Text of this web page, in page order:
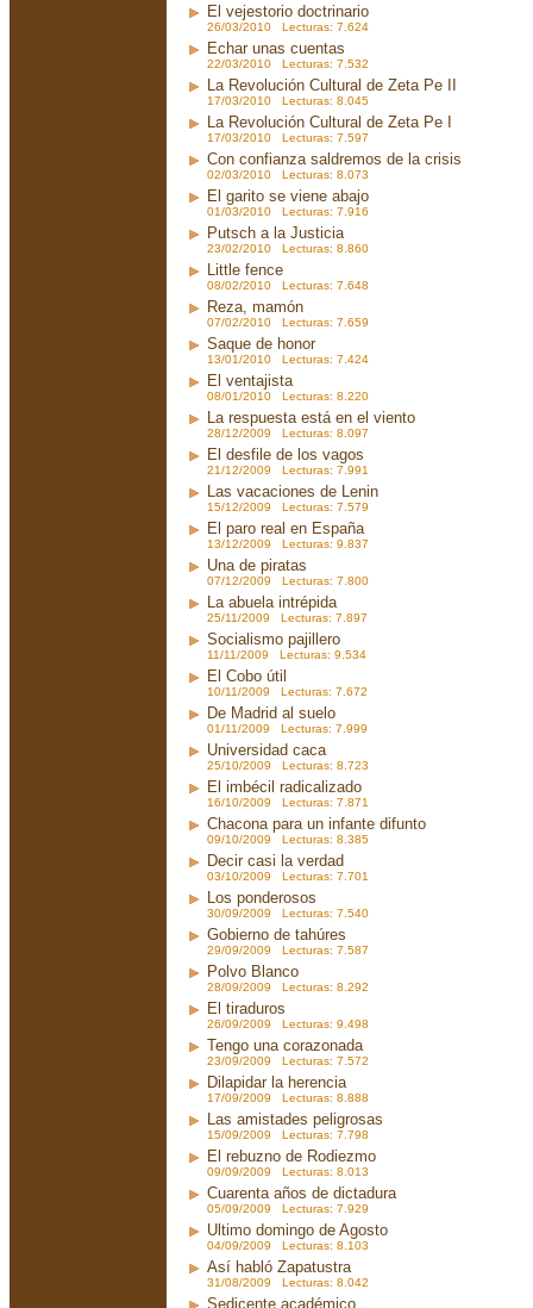
El vejestorio doctrinario
26/03/2010 Lecturas: 7.624
Echar unas cuentas
22/03/2010 Lecturas: 7.532
La Revolución Cultural de Zeta Pe II
17/03/2010 Lecturas: 8.045
La Revolución Cultural de Zeta Pe I
17/03/2010 Lecturas: 7.597
Con confianza saldremos de la crisis
02/03/2010 Lecturas: 8.073
El garito se viene abajo
01/03/2010 Lecturas: 7.916
Putsch a la Justicia
23/02/2010 Lecturas: 8.860
Little fence
08/02/2010 Lecturas: 7.648
Reza, mamón
07/02/2010 Lecturas: 7.659
Saque de honor
13/01/2010 Lecturas: 7.424
El ventajista
08/01/2010 Lecturas: 8.220
La respuesta está en el viento
28/12/2009 Lecturas: 8.097
El desfile de los vagos
21/12/2009 Lecturas: 7.991
Las vacaciones de Lenin
15/12/2009 Lecturas: 7.579
El paro real en España
13/12/2009 Lecturas: 9.837
Una de piratas
07/12/2009 Lecturas: 7.800
La abuela intrépida
25/11/2009 Lecturas: 7.897
Socialismo pajillero
11/11/2009 Lecturas: 9.534
El Cobo útil
10/11/2009 Lecturas: 7.672
De Madrid al suelo
01/11/2009 Lecturas: 7.999
Universidad caca
25/10/2009 Lecturas: 8.723
El imbécil radicalizado
16/10/2009 Lecturas: 7.871
Chacona para un infante difunto
09/10/2009 Lecturas: 8.385
Decir casi la verdad
03/10/2009 Lecturas: 7.701
Los ponderosos
30/09/2009 Lecturas: 7.540
Gobierno de tahúres
29/09/2009 Lecturas: 7.587
Polvo Blanco
28/09/2009 Lecturas: 8.292
El tiraduros
26/09/2009 Lecturas: 9.498
Tengo una corazonada
23/09/2009 Lecturas: 7.572
Dilapidar la herencia
17/09/2009 Lecturas: 8.888
Las amistades peligrosas
15/09/2009 Lecturas: 7.798
El rebuzno de Rodiezmo
09/09/2009 Lecturas: 8.013
Cuarenta años de dictadura
05/09/2009 Lecturas: 7.929
Ultimo domingo de Agosto
04/09/2009 Lecturas: 8.103
Así habló Zapatustra
31/08/2009 Lecturas: 8.042
Sedicente académico